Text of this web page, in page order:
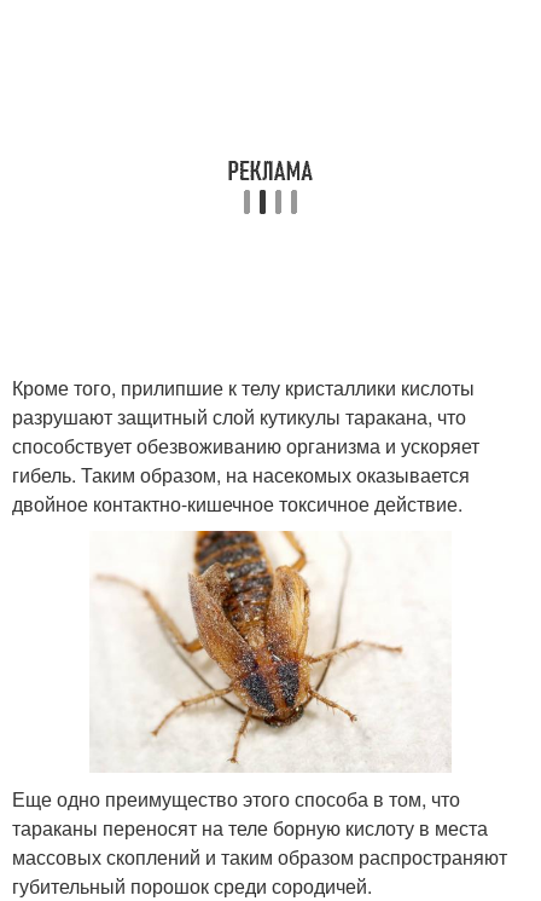
Кроме того, прилипшие к телу кристаллики кислоты
разрушают защитный слой кутикулы таракана, что
способствует обезвоживанию организма и ускоряет
гибель. Таким образом, на насекомых оказывается
двойное контактно-кишечное токсичное действие.
Еще одно преимущество этого способа в том, что
тараканы переносят на теле борную кислоту в места
массовых скоплений и таким образом распространяют
губительный порошок среди сородичей.